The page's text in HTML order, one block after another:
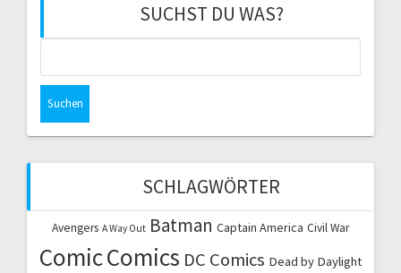
SUCHST DU WAS?
SCHLAGWÖRTER
Avengers A Way Out Batman Captain America Civil War
ComicComics DC Comics Dead by Daylight